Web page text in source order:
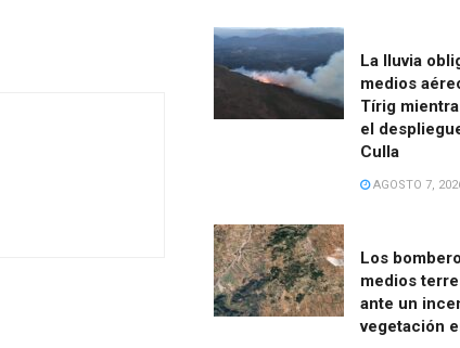
La lluvia
medios
Tírig
el
Culla
AGOSTO 7,
Los
medios
ante un
vegetación